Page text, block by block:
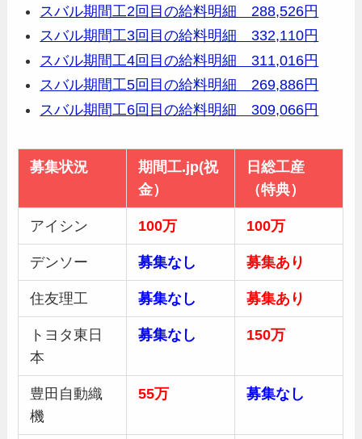
スバル期間工2回目の給料明細 288,526円
スバル期間工3回目の給料明細 332,110円
スバル期間工4回目の給料明細 311,016円
スバル期間工5回目の給料明細 269,886円
スバル期間工6回目の給料明細 309,066円
募集状況
期間工.jp(祝
金）
日総工産
（特典）
アイシン 100万 100万
デンソー 募集なし 募集あり
住友理工 募集なし 募集あり
トヨタ東日
本
募集なし 150万
豊田自動織
機
55万 募集なし